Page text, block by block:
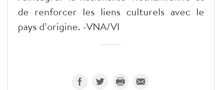
de renforcer les liens culturels avec le
pays d’origine. -VNA/VI